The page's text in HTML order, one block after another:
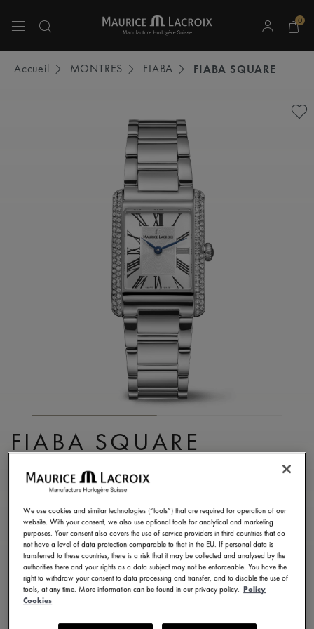
0
Accueil MONTRES FIABA FIABA SQUARE
FIABA SQUARE
FA1205-SD502-110-1
3.290,00 € TVA incluse
TROUVER UN MAGASIN
5 - 6 jours de livraison 2 ans de garantie
We use cookies and similar technologies (“tools”) that are required for operation of our
website. With your consent, we also use optional tools for analytical and marketing
purposes. Your consent also covers the use of service providers in third countries that do
not have a level of data protection comparable to that in the EU. If personal data is
transferred to these countries, there is a risk that it may be collected and analysed by the
authorities there and your rights as a data subject may not be enforceable. You have the
right to withdraw your consent to data processing and transfer, and to disable the use of
tools, at any time. More information can be found in our privacy policy. Policy
Cookies